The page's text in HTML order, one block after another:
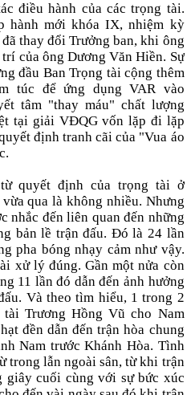
điều hành của các trọng tài.
hành mới khóa IX, nhiệm kỳ
thay đổi Trưởng ban, khi ông
của ông Dương Văn Hiền. Sự
đầu Ban Trọng tài cộng thêm
túc để ứng dụng VAR vào
tâm "thay máu" chất lượng
tại giải VĐQG vốn lặp đi lặp
định tranh cãi của "Vua áo
quyết định của trọng tài ở
qua là không nhiều. Nhưng
nhắc đến liên quan đến những
bản lề trận đấu. Đó là 24 lần
pha bóng nhạy cảm như vậy.
xử lý đúng. Gần một nửa còn
11 lần đó dẫn đến ảnh hưởng
Và theo tìm hiểu, 1 trong 2
Trương Hồng Vũ cho Nam
đền dẫn đến trận hòa chung
Nam trước Khánh Hòa. Tình
trong lẫn ngoài sân, từ khi trận
giây cuối cùng với sự bức xúc